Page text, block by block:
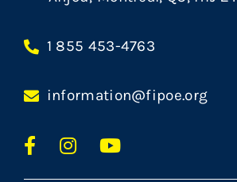
1 855 453-4763
information@fipoe.org